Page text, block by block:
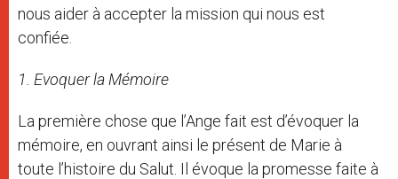
nous aider à accepter la mission qui nous est
confiée.
1. Evoquer la Mémoire
La première chose que l’Ange fait est d’évoquer la
mémoire, en ouvrant ainsi le présent de Marie à
toute l’histoire du Salut. Il évoque la promesse faite à